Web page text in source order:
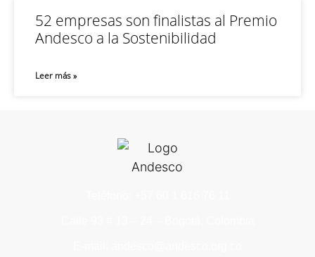
52 empresas son finalistas al Premio
Andesco a la Sostenibilidad
Leer más »